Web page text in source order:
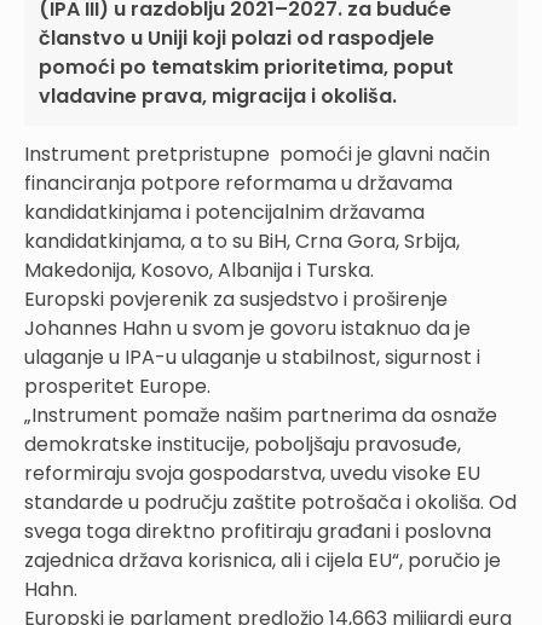
(IPA III) u razdoblju 2021–2027. za buduće
članstvo u Uniji koji polazi od raspodjele
pomoći po tematskim prioritetima, poput
vladavine prava, migracija i okoliša.
Instrument pretpristupne pomoći je glavni način
financiranja potpore reformama u državama
kandidatkinjama i potencijalnim državama
kandidatkinjama, a to su BiH, Crna Gora, Srbija,
Makedonija, Kosovo, Albanija i Turska.
Europski povjerenik za susjedstvo i proširenje
Johannes Hahn u svom je govoru istaknuo da je
ulaganje u IPA-u ulaganje u stabilnost, sigurnost i
prosperitet Europe.
„Instrument pomaže našim partnerima da osnaže
demokratske institucije, poboljšaju pravosuđe,
reformiraju svoja gospodarstva, uvedu visoke EU
standarde u području zaštite potrošača i okoliša. Od
svega toga direktno profitiraju građani i poslovna
zajednica država korisnica, ali i cijela EU“, poručio je
Hahn.
Europski je parlament predložio 14,663 milijardi eura